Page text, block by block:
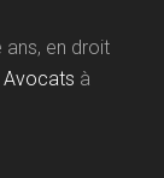
ans, en droit
Avocats à